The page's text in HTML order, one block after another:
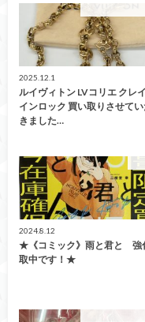
2025.12.1
ルイヴィトン LVコリエ クレ
インロック 買い取りさせて
きました…
2024.8.12
★《コミック》雨と君と 強
取中です！★